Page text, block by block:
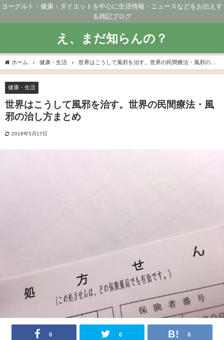
ヨーグルト・健康・ダイエットを中心に生活情報・ニュースなどをお伝えす
る雑記ブログ
え、まだ知らんの？
ホーム 健康・生活
世界はこうして風邪を治す。世界の民間療法・風邪の治
し方まとめ
健康・生活
世界はこうして風邪を治す。世界の民間療法・風
邪の治し方まとめ
2018年5月17日
0 0 0